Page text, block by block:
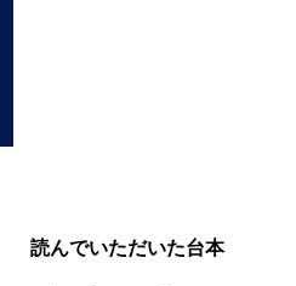
読んでいただいた台本